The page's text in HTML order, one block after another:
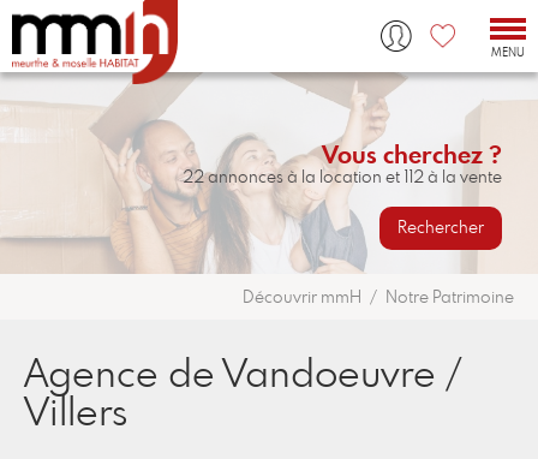
MENU
Vous cherchez ?
22 annonces à la location et 112 à la vente
Rechercher
Découvrir mmH Notre Patrimoine
Agence de Vandoeuvre /
Villers